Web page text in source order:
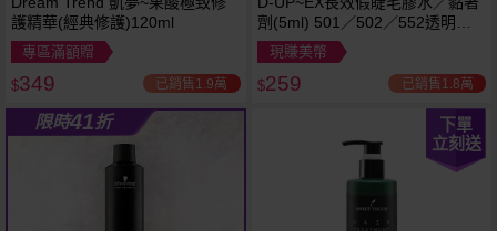
護精華(經典修護)120ml
專區滿額贈
$349 已銷售1.9萬
劑(5ml) 501／502／552透明／
553黑色／554咖啡色 款式可選
現賺美幣
$259 已銷售1.8萬
限時41折
下單
立刻送